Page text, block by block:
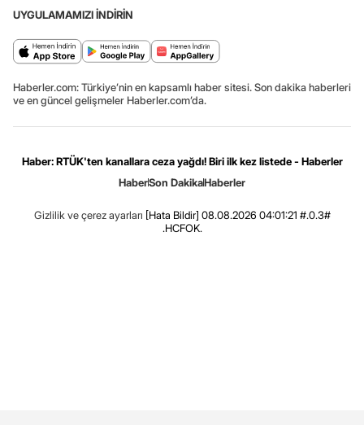
UYGULAMAMIZI İNDİRİN
Haberler.com: Türkiye’nin en kapsamlı haber sitesi. Son dakika haberleri
ve en güncel gelişmeler Haberler.com’da.
Haber: RTÜK'ten kanallara ceza yağdı! Biri ilk kez listede - Haberler
HaberSon DakikaHaberler
Gizlilik ve çerez ayarları [Hata Bildir] 08.08.2026 04:01:21 #.0.3#
.HCFOK.